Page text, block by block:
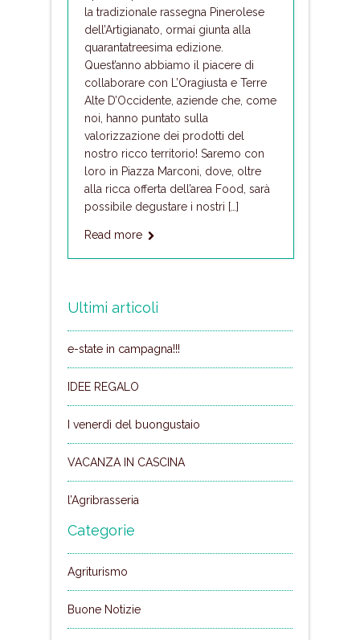
la tradizionale rassegna Pinerolese
dell’Artigianato, ormai giunta alla
quarantatreesima edizione.
Quest’anno abbiamo il piacere di
collaborare con L’Oragiusta e Terre
Alte D’Occidente, aziende che, come
noi, hanno puntato sulla
valorizzazione dei prodotti del
nostro ricco territorio! Saremo con
loro in Piazza Marconi, dove, oltre
alla ricca offerta dell’area Food, sarà
possibile degustare i nostri […]
Read more
Ultimi articoli
e-state in campagna!!!
IDEE REGALO
I venerdì del buongustaio
VACANZA IN CASCINA
l’Agribrasseria
Categorie
Agriturismo
Buone Notizie